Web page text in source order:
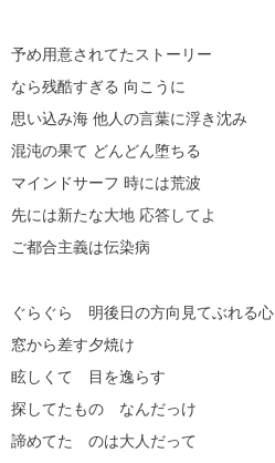
予め用意されてたストーリー
なら残酷すぎる 向こうに
思い込み海 他人の言葉に浮き沈み
混沌の果て どんどん堕ちる
マインドサーフ 時には荒波
先には新たな大地 応答してよ
ご都合主義は伝染病
ぐらぐら 明後日の方向見てぶれる心
窓から差す夕焼け
眩しくて 目を逸らす
探してたもの なんだっけ
諦めてた のは大人だって